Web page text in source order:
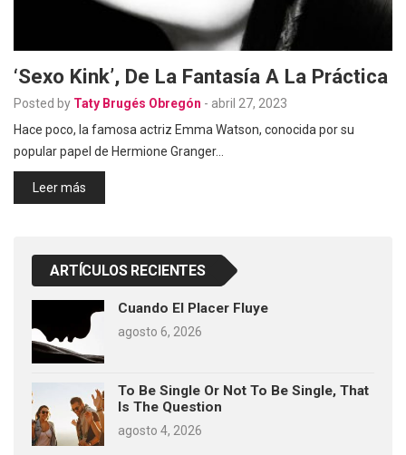
‘Sexo Kink’, De La Fantasía A La Práctica
Posted by Taty Brugés Obregón - abril 27, 2023
Hace poco, la famosa actriz Emma Watson, conocida por su
popular papel de Hermione Granger…
Leer más
ARTÍCULOS RECIENTES
Cuando El Placer Fluye
agosto 6, 2026
To Be Single Or Not To Be Single, That
Is The Question
agosto 4, 2026